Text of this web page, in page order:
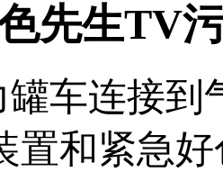
先生TV
车连接到
置和紧急